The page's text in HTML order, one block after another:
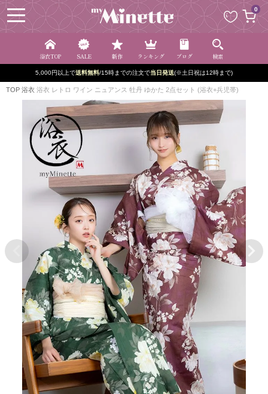
0
浴衣TOP SALE 新作 ランキング ブログ 検索
5,000円以上で送料無料/15時までの注文で当日発送(※土日祝は12時まで)
TOP 浴衣 浴衣 レトロ ワイン ニュアンス 牡丹 ゆかた 2点セット (浴衣+兵児帯)
ペー
ジト
ップ